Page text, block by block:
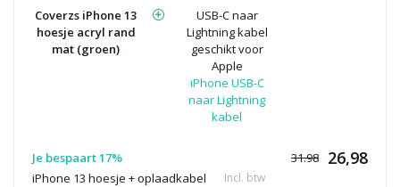
Coverzs iPhone 13
hoesje acryl rand
mat (groen)
USB-C naar
Lightning kabel
geschikt voor
Apple
iPhone USB-C
naar Lightning
kabel
Je bespaart 17% 31.98 26,98
iPhone 13 hoesje + oplaadkabel Incl. btw